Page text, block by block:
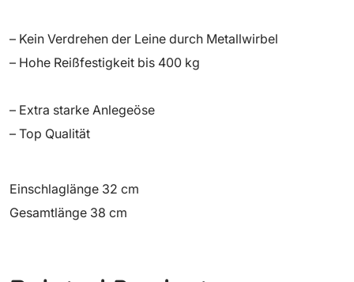
– Kein Verdrehen der Leine durch Metallwirbel
– Hohe Reißfestigkeit bis 400 kg
– Extra starke Anlegeöse
– Top Qualität
Einschlaglänge 32 cm
Gesamtlänge 38 cm